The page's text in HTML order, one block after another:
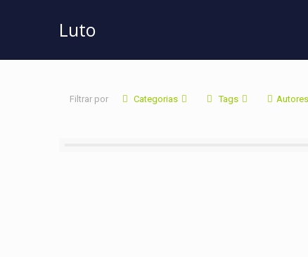
Luto
Filtrar por Categorias Tags Autores